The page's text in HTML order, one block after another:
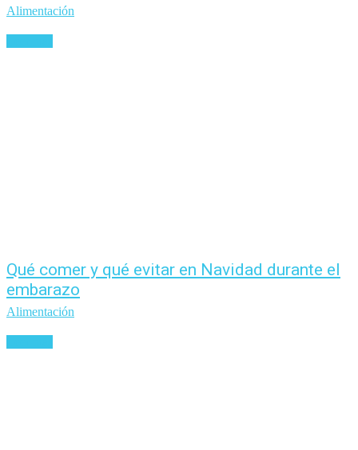
Alimentación
Qué comer y qué evitar en Navidad durante el
embarazo
Alimentación